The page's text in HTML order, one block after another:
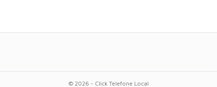
© 2026 - Click Telefone Local